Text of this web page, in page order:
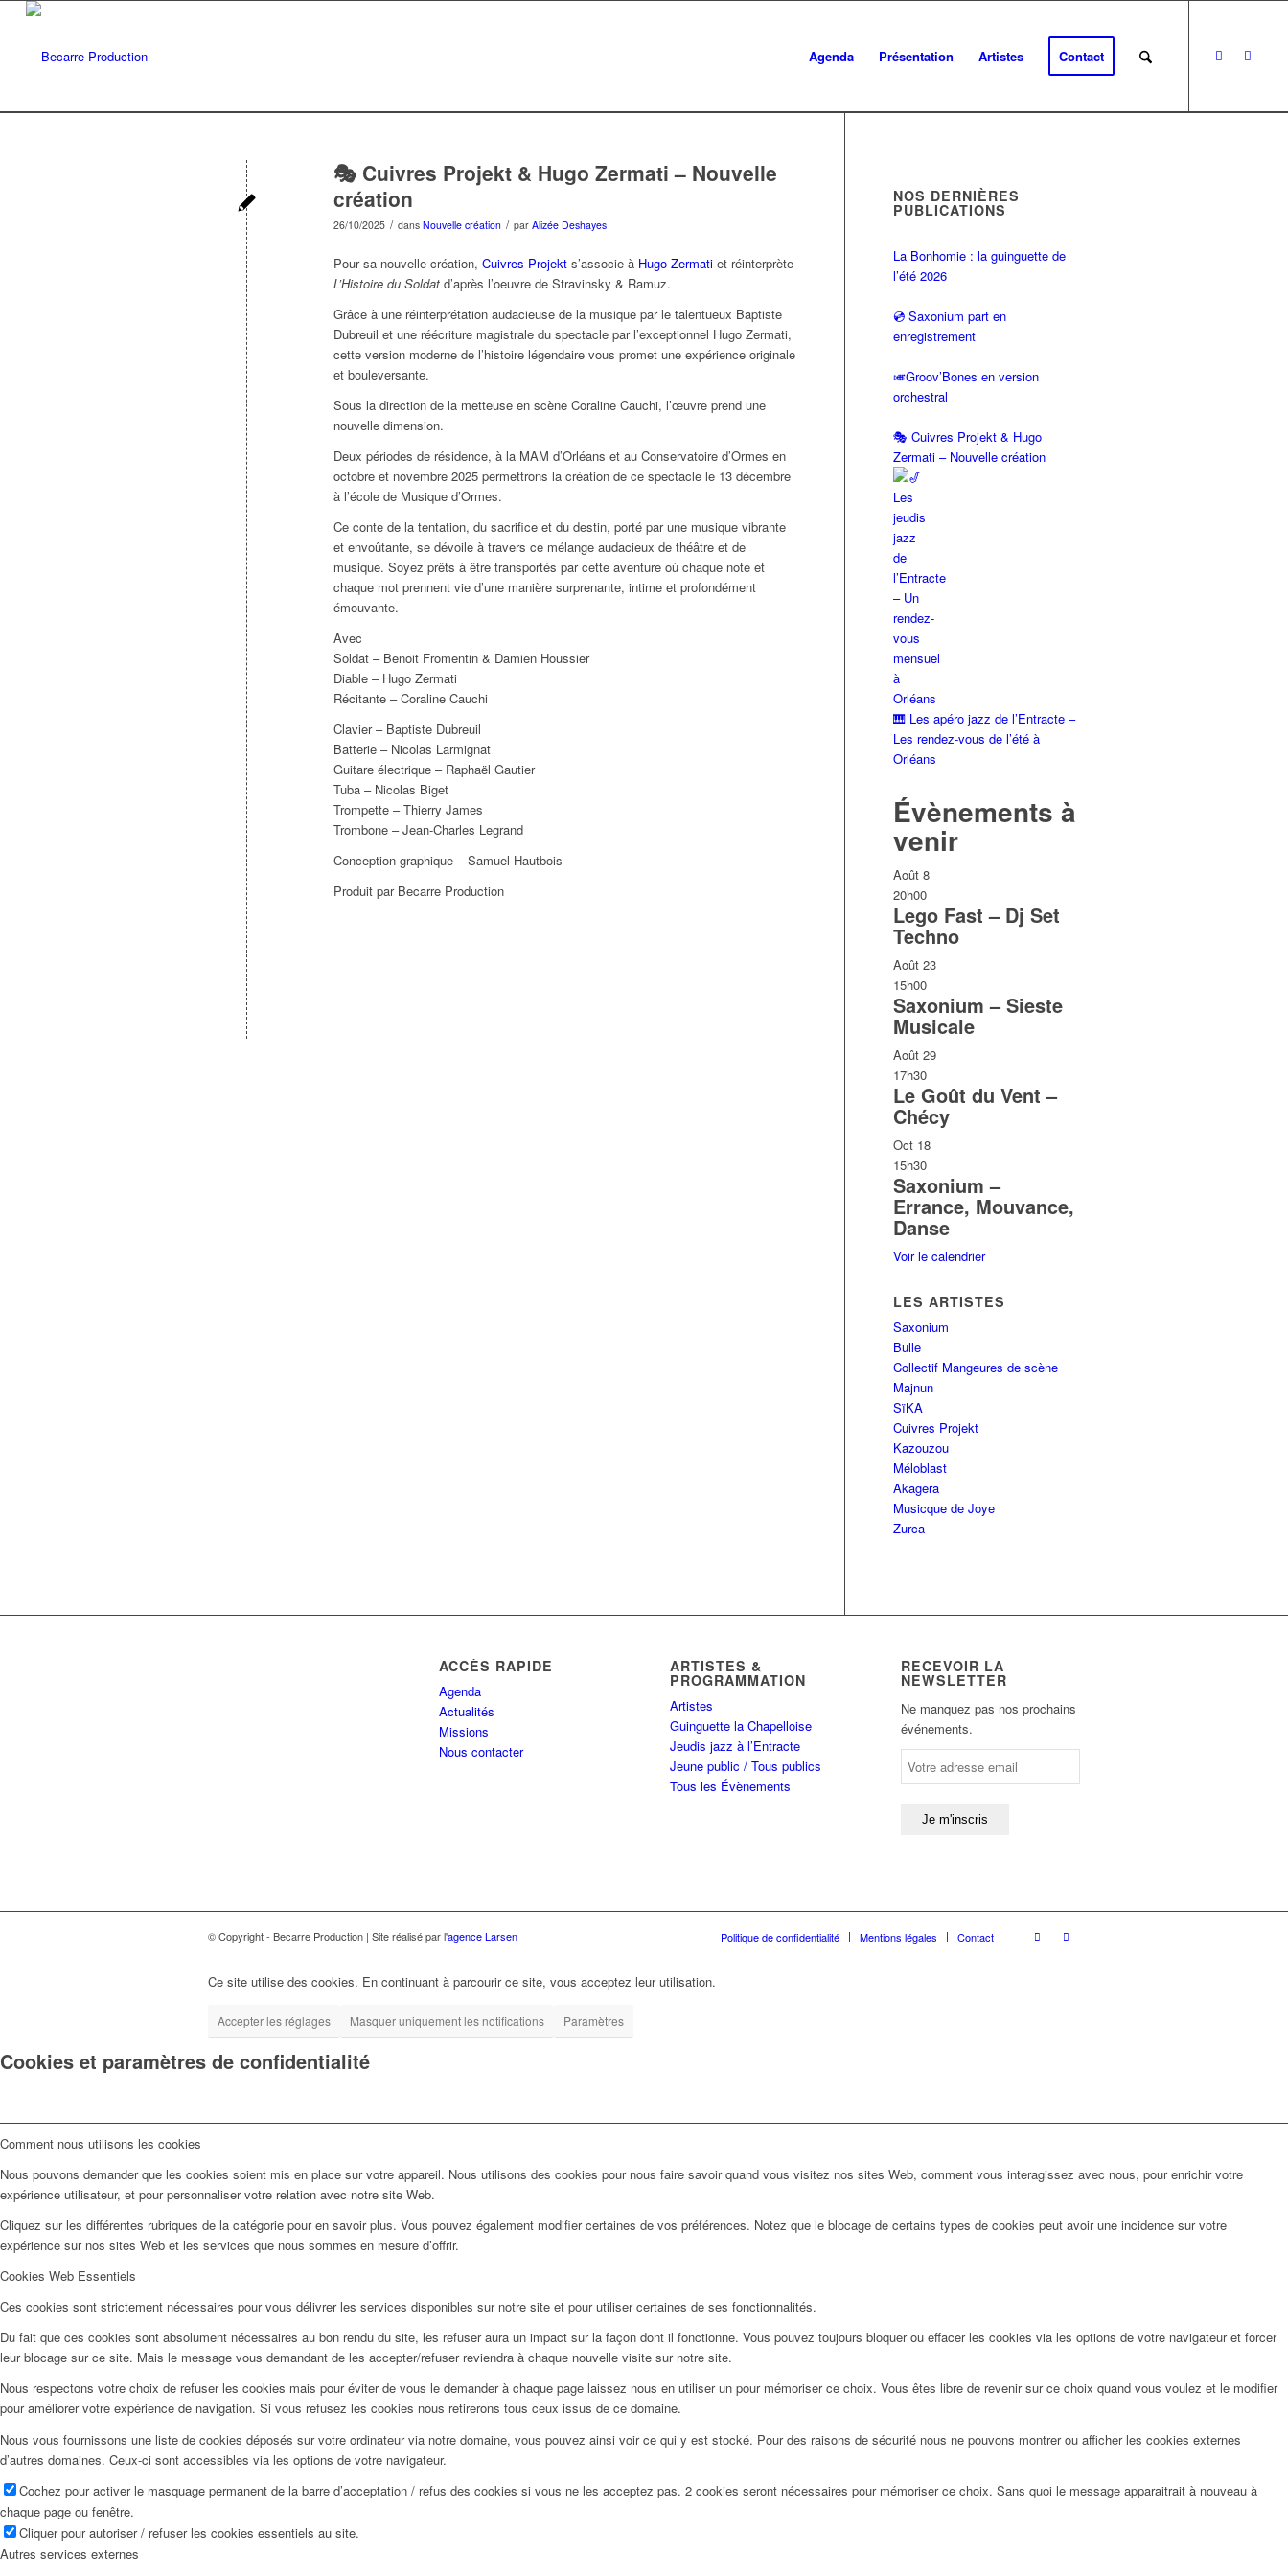
Agenda Présentation Artistes Contact
🎭 Cuivres Projekt & Hugo Zermati – Nouvelle
création
26/10/2025 / dans Nouvelle création / par Alizée Deshayes
Pour sa nouvelle création, Cuivres Projekt s’associe à Hugo Zermati et réinterprète
L’Histoire du Soldat d’après l’oeuvre de Stravinsky & Ramuz.
Grâce à une réinterprétation audacieuse de la musique par le talentueux Baptiste
Dubreuil et une réécriture magistrale du spectacle par l’exceptionnel Hugo Zermati,
cette version moderne de l’histoire légendaire vous promet une expérience originale
et bouleversante.
Sous la direction de la metteuse en scène Coraline Cauchi, l’œuvre prend une
nouvelle dimension.
Deux périodes de résidence, à la MAM d’Orléans et au Conservatoire d’Ormes en
octobre et novembre 2025 permettrons la création de ce spectacle le 13 décembre
à l’école de Musique d’Ormes.
Ce conte de la tentation, du sacrifice et du destin, porté par une musique vibrante
et envoûtante, se dévoile à travers ce mélange audacieux de théâtre et de
musique. Soyez prêts à être transportés par cette aventure où chaque note et
chaque mot prennent vie d’une manière surprenante, intime et profondément
émouvante.
Avec
Soldat – Benoit Fromentin & Damien Houssier
Diable – Hugo Zermati
Récitante – Coraline Cauchi
Clavier – Baptiste Dubreuil
Batterie – Nicolas Larmignat
Guitare électrique – Raphaël Gautier
Tuba – Nicolas Biget
Trompette – Thierry James
Trombone – Jean-Charles Legrand
Conception graphique – Samuel Hautbois
Produit par Becarre Production
NOS DERNIÈRES
PUBLICATIONS
La Bonhomie : la guinguette de
l’été 2026
💿 Saxonium part en
enregistrement
🎺Groov’Bones en version
orchestral
🎭 Cuivres Projekt & Hugo
Zermati – Nouvelle création
🎹 Les apéro jazz de l’Entracte –
Les rendez-vous de l’été à
Orléans
Évènements à
venir
Août8
20h00
Lego Fast – Dj Set
Techno
Août23
15h00
Saxonium – Sieste
Musicale
Août29
17h30
Le Goût du Vent –
Chécy
Oct 18
15h30
Saxonium –
Errance, Mouvance,
Danse
Voir le calendrier
LES ARTISTES
Saxonium
Bulle
Collectif Mangeures de scène
Majnun
SïKA
Cuivres Projekt
Kazouzou
Méloblast
Akagera
Musicque de Joye
Zurca
ACCÈS RAPIDE
Agenda
Actualités
Missions
Nous contacter
ARTISTES &
PROGRAMMATION
Artistes
Guinguette la Chapelloise
Jeudis jazz à l’Entracte
Jeune public / Tous publics
Tous les Évènements
RECEVOIR LA
NEWSLETTER
Ne manquez pas nos prochains
événements.
© Copyright - Becarre Production | Site réalisé par l'agence Larsen Politique de confidentialité Mentions légales Contact
Ce site utilise des cookies. En continuant à parcourir ce site, vous acceptez leur utilisation.
Accepter les réglages Masquer uniquement les notifications Paramètres
Cookies et paramètres de confidentialité
Comment nous utilisons les cookies
Nous pouvons demander que les cookies soient mis en place sur votre appareil. Nous utilisons des cookies pour nous faire savoir quand vous visitez nos sites Web, comment vous interagissez avec nous, pour enrichir votre
expérience utilisateur, et pour personnaliser votre relation avec notre site Web.
Cliquez sur les différentes rubriques de la catégorie pour en savoir plus. Vous pouvez également modifier certaines de vos préférences. Notez que le blocage de certains types de cookies peut avoir une incidence sur votre
expérience sur nos sites Web et les services que nous sommes en mesure d’offrir.
Cookies Web Essentiels
Ces cookies sont strictement nécessaires pour vous délivrer les services disponibles sur notre site et pour utiliser certaines de ses fonctionnalités.
Du fait que ces cookies sont absolument nécessaires au bon rendu du site, les refuser aura un impact sur la façon dont il fonctionne. Vous pouvez toujours bloquer ou effacer les cookies via les options de votre navigateur et forcer
leur blocage sur ce site. Mais le message vous demandant de les accepter/refuser reviendra à chaque nouvelle visite sur notre site.
Nous respectons votre choix de refuser les cookies mais pour éviter de vous le demander à chaque page laissez nous en utiliser un pour mémoriser ce choix. Vous êtes libre de revenir sur ce choix quand vous voulez et le modifier
pour améliorer votre expérience de navigation. Si vous refusez les cookies nous retirerons tous ceux issus de ce domaine.
Nous vous fournissons une liste de cookies déposés sur votre ordinateur via notre domaine, vous pouvez ainsi voir ce qui y est stocké. Pour des raisons de sécurité nous ne pouvons montrer ou afficher les cookies externes
d’autres domaines. Ceux-ci sont accessibles via les options de votre navigateur.
Cochez pour activer le masquage permanent de la barre d’acceptation / refus des cookies si vous ne les acceptez pas. 2 cookies seront nécessaires pour mémoriser ce choix. Sans quoi le message apparaitrait à nouveau à
chaque page ou fenêtre.
Cliquer pour autoriser / refuser les cookies essentiels au site.
Autres services externes